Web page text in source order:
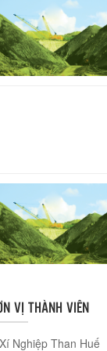
VỊ THÀNH VIÊN
Xí Nghiệp Than Huế